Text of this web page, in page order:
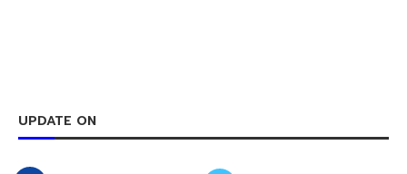
UPDATE ON